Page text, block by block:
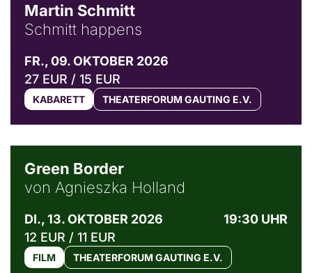
Martin Schmitt
Schmitt happens
FR., 09. OKTOBER 2026
27 EUR / 15 EUR
KABARETT THEATERFORUM GAUTING E.V.
Green Border
von Agnieszka Holland
DI., 13. OKTOBER 2026
19:30 UHR
12 EUR / 11 EUR
FILM THEATERFORUM GAUTING E.V.